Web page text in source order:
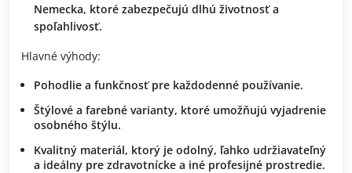
Nemecka, ktoré zabezpečujú dlhú životnosť a
spoľahlivosť.
Hlavné výhody:
Pohodlie a funkčnosť pre každodenné používanie.
Štýlové a farebné varianty, ktoré umožňujú vyjadrenie
osobného štýlu.
Kvalitný materiál, ktorý je odolný, ľahko udržiavateľný
a ideálny pre zdravotnícke a iné profesijné prostredie.